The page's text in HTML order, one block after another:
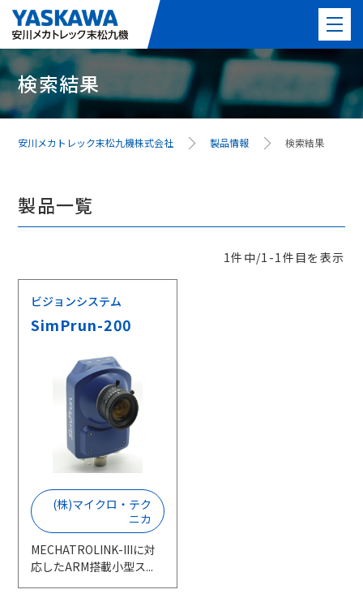
最新情報
採用情報
製品情報
事業紹介
検索結果
安川メカトレック末松九機株式会社 製品情報 検索結果
製品一覧
1件中/1-1件目を表示
ビジョンシステム
SimPrun-200
(株)マイクロ・テク
ニカ
MECHATROLINK-IIIに対
応したARM搭載小型ス...